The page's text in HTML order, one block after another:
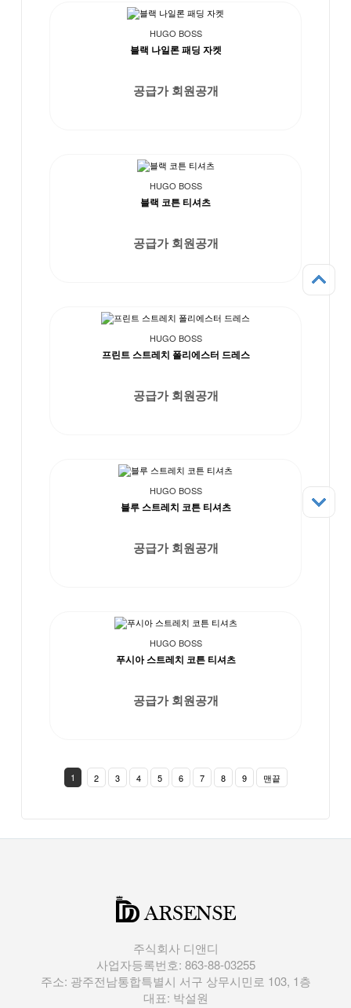
HUGO BOSS
블랙 나일론 패딩 자켓
공급가 회원공개
HUGO BOSS
블랙 코튼 티셔츠
공급가 회원공개
HUGO BOSS
프린트 스트레치 폴리에스터 드레스
공급가 회원공개
HUGO BOSS
블루 스트레치 코튼 티셔츠
공급가 회원공개
HUGO BOSS
푸시아 스트레치 코튼 티셔츠
공급가 회원공개
1 2 3 4 5 6 7 8 9 맨끝
주식회사 디앤디
사업자등록번호: 863-88-03255
주소: 광주전남통합특별시 서구 상무시민로 103, 1층
대표: 박설원